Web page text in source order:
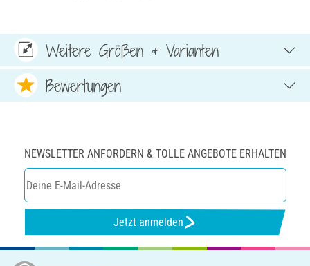
Weitere Größen & Varianten
Bewertungen
NEWSLETTER ANFORDERN & TOLLE ANGEBOTE ERHALTEN
Jetzt anmelden